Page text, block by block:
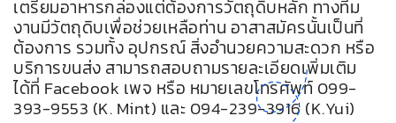
เตรียมอาหารกล่องแต่ต้องการวัตถุดิบหลัก ทางทีม
งานมีวัตถุดิบเพื่อช่วยเหลือท่าน อาสาสมัครนั้นเป็นที่
ต้องการ รวมทั้ง อุปกรณ์ สิ่งอำนวยความสะดวก หรือ
บริการขนส่ง สามารถสอบถามรายละเอียดเพิ่มเติม
ได้ที่ Facebook เพจ หรือ หมายเลขโทรศัพท์ 099-
393-9553 (K. Mint) และ 094-239-3916 (K.Yui)